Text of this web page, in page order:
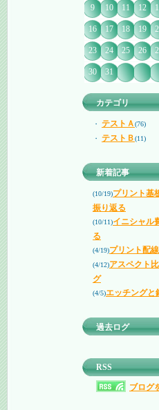
9 10 11 12
16 17 18 19
23 24 25 26
30 31
カテゴリ
・ テストＡ(76)
・ テストＢ(11)
新着記事
(10/19)プリント基
振り返る
(10/11)イニシャル
る
(4/19)プリント配
(4/12)アスペクト
グ
(4/5)エッチングと
過去ログ
RSS
ブログ